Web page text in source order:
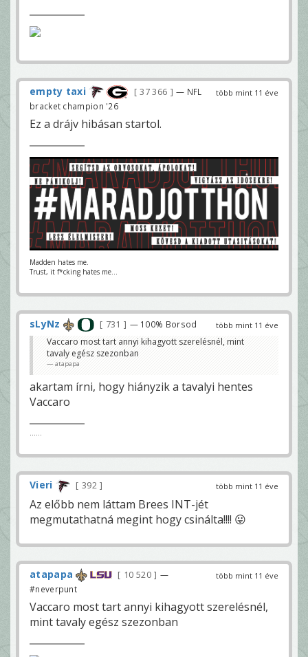
több mint 11 éve
empty taxi 37 366
— NFL
bracket champion '26
Ez a drájv hibásan startol.
Madden hates me.
Trust, it f*cking hates me...
több mint 11 éve
sLyNz 731 — 100% Borsod
Vaccaro most tart annyi kihagyott szerelésnél, mint
tavaly egész szezonban
atapapa
akartam írni, hogy hiányzik a tavalyi hentes
Vaccaro
......
több mint 11 éve
Vieri 392
Az előbb nem láttam Brees INT-jét
megmutathatná megint hogy csinálta!!!! 😛
több mint 11 éve
atapapa 10 520
—
#neverpunt
Vaccaro most tart annyi kihagyott szerelésnél,
mint tavaly egész szezonban